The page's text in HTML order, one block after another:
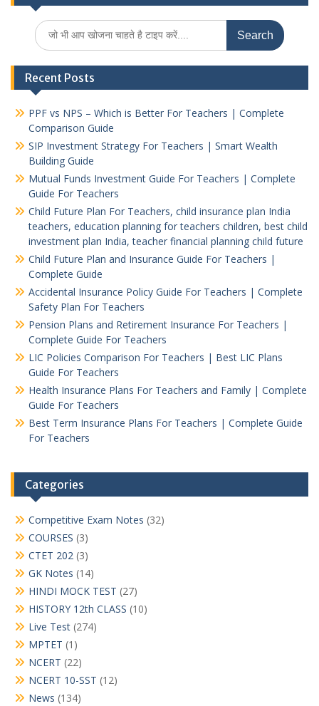
Search
for:
Recent Posts
PPF vs NPS – Which is Better For Teachers | Complete
Comparison Guide
SIP Investment Strategy For Teachers | Smart Wealth
Building Guide
Mutual Funds Investment Guide For Teachers | Complete
Guide For Teachers
Child Future Plan For Teachers, child insurance plan India
teachers, education planning for teachers children, best child
investment plan India, teacher financial planning child future
Child Future Plan and Insurance Guide For Teachers |
Complete Guide
Accidental Insurance Policy Guide For Teachers | Complete
Safety Plan For Teachers
Pension Plans and Retirement Insurance For Teachers |
Complete Guide For Teachers
LIC Policies Comparison For Teachers | Best LIC Plans
Guide For Teachers
Health Insurance Plans For Teachers and Family | Complete
Guide For Teachers
Best Term Insurance Plans For Teachers | Complete Guide
For Teachers
Categories
Competitive Exam Notes (32)
COURSES (3)
CTET 202 (3)
GK Notes (14)
HINDI MOCK TEST (27)
HISTORY 12th CLASS (10)
Live Test (274)
MPTET (1)
NCERT (22)
NCERT 10-SST (12)
News (134)